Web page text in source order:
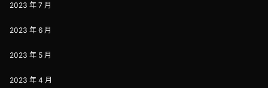
2023 年 7 月
2023 年 6 月
2023 年 5 月
2023 年 4 月